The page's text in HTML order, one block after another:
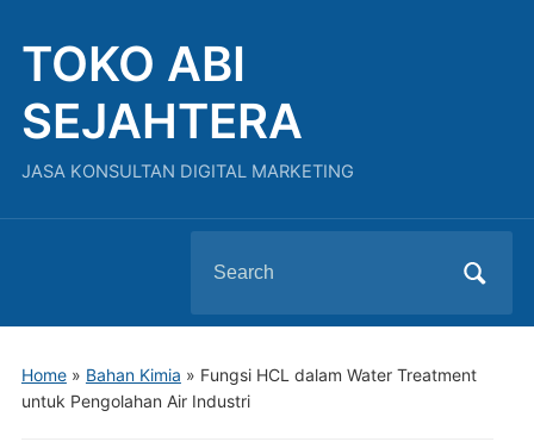
TOKO ABI
SEJAHTERA
JASA KONSULTAN DIGITAL MARKETING
for:
Home» Bahan Kimia » Fungsi HCL dalam Water Treatment
untuk Pengolahan Air Industri